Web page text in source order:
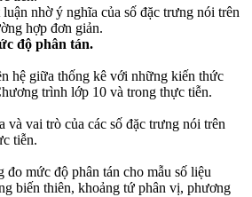
nhờ ý nghĩa của số đặc trưng nói trên
hợp đơn giản.
độ phân tán.
hệ giữa thống kê với những kiến thức
trình lớp 10 và trong thực tiễn.
vai trò của các số đặc trưng nói trên
tiễn.
mức độ phân tán cho mẫu số liệu
biến thiên, khoảng tứ phân vị, phương